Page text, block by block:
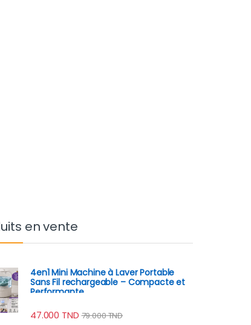
en vente
4en1 Mini Machine à Laver Portable
Sans Fil rechargeable – Compacte et
Performante
47.000 TND 79.000TND